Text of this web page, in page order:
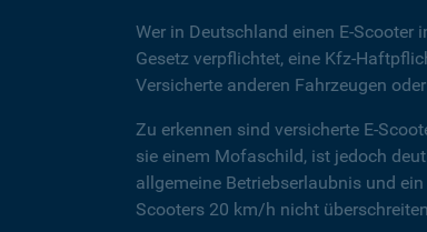
Wer in Deutschland einen E-
Gesetz verpflichtet, eine Kfz-
Versicherte anderen Fahrzeugen
Zu erkennen sind versicherte E-
sie einem Mofaschild, ist jedoch
allgemeine Betriebserlaubnis und
Scooters 20 km/h nicht